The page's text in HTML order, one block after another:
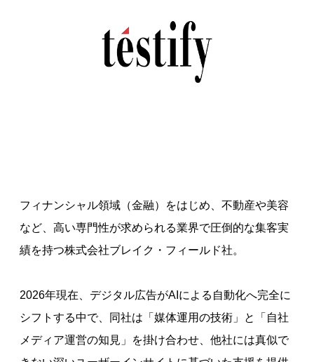
フィナンシャル領域（金融）をはじめ、不動産や美容
など、高い専門性が求められる業界で圧倒的な集客実
績を持つ株式会社ブレイク・フィールド社。
2026年現在、デジタル広告がAIによる自動化へ完全に
シフトする中で、同社は「媒体運用の技術」と「自社
メディア運営の知見」を掛け合わせ、他社には真似で